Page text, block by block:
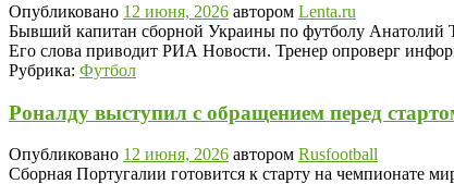
Опубликовано 12 июня, 2026 автором Lenta.ru
Бывший капитан сборной Украины по футболу Анатолий
Его слова приводит РИА Новости. Тренер опроверг
Рубрика: Футбол
Роналду выступил с обращением перед
Опубликовано 12 июня, 2026 автором Rusfootball
Сборная Португалии готовится к старту на чемпионате